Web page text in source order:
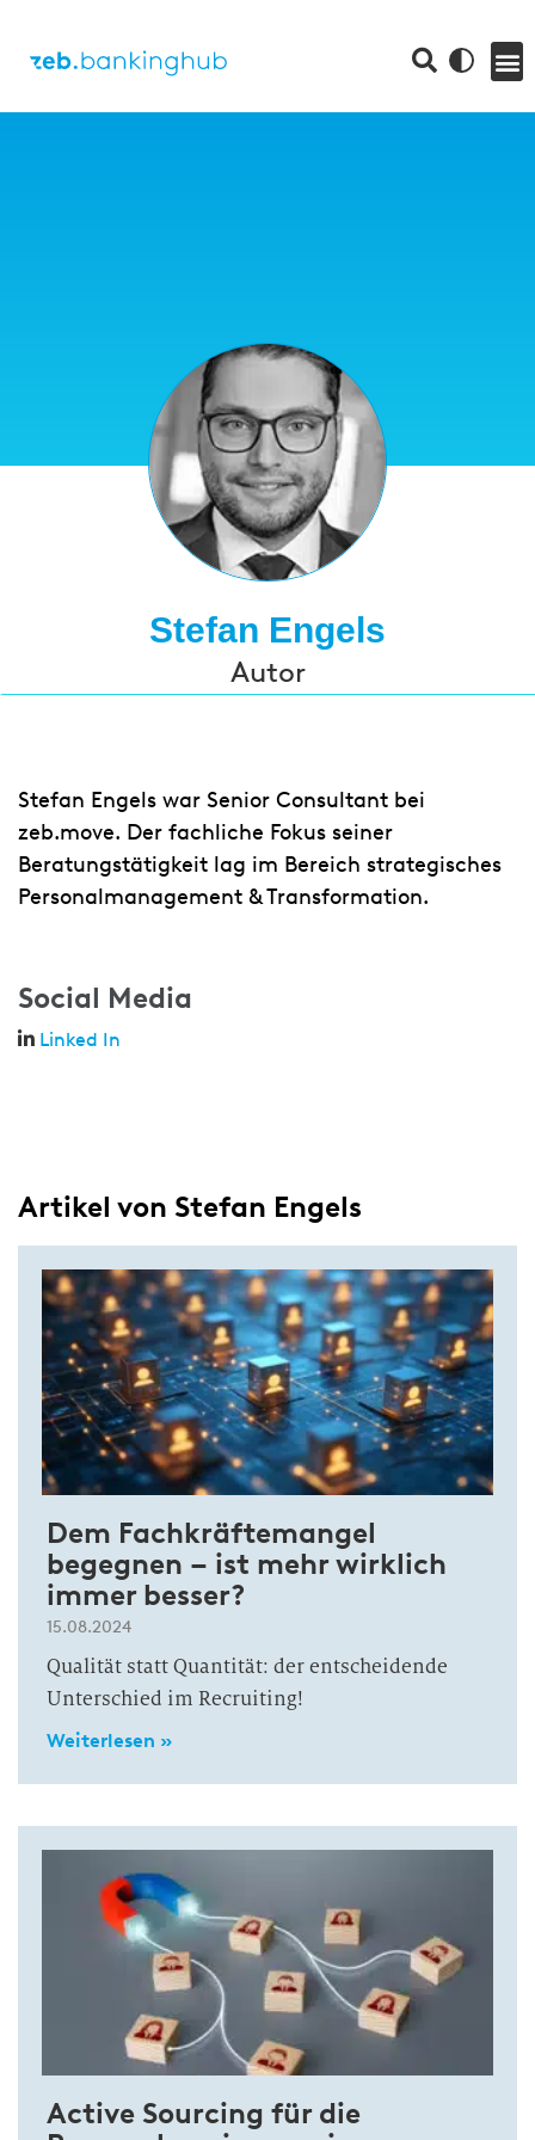
Stefan Engels
Autor
Stefan Engels war Senior Consultant bei
zeb.move. Der fachliche Fokus seiner
Beratungstätigkeit lag im Bereich strategisches
Personalmanagement & Transformation.
Social Media
Linked In
Artikel von Stefan Engels
Dem Fachkräftemangel
begegnen – ist mehr wirklich
immer besser?
15.08.2024
Qualität statt Quantität: der entscheidende
Unterschied im Recruiting!
Weiterlesen »
Active Sourcing für die